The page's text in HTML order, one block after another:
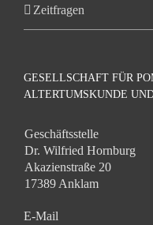
Zeitfragen
GESELLSCHAFT FÜR
ALTERTUMSKUNDE
Geschäftsstelle
Dr. Wilfried Hornburg
Akazienstraße 20
17389 Anklam
E-Mail